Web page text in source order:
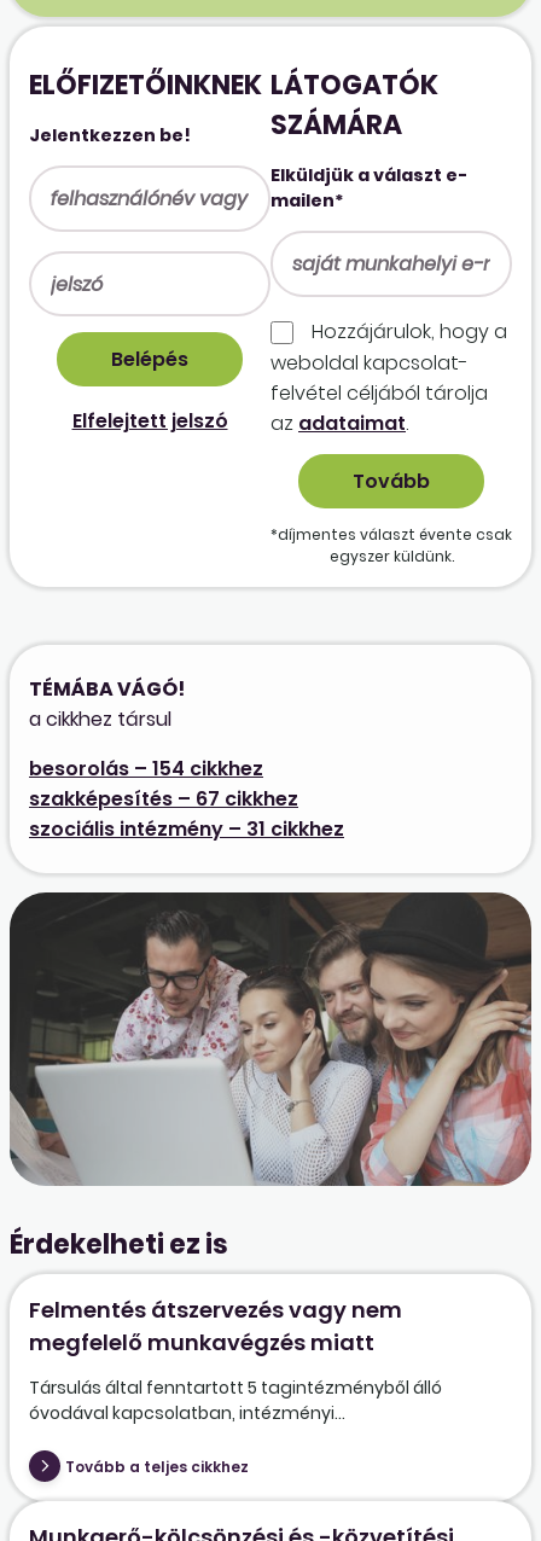
ELŐFIZETŐINKNEK
Jelentkezzen be!
Elfelejtett jelszó
LÁTOGATÓK
SZÁMÁRA
Elküldjük a választ e-
mailen*
Hozzájárulok, hogy a
weboldal kapcso­lat­
felvétel céljából tárolja
az adataimat.
*díjmentes választ évente csak
egyszer küldünk.
TÉMÁBA VÁGÓ!
a cikkhez társul
besorolás – 154 cikkhez
szakképesítés – 67 cikkhez
szociális intézmény – 31 cikkhez
Érdekelheti ez is
Felmentés átszervezés vagy nem
megfelelő munkavégzés miatt
Társulás által fenntartott 5 tagintézményből álló
óvodával kapcsolatban, intézményi...
Tovább a teljes cikkhez